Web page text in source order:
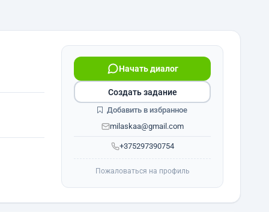
+375297390754
Начать диалог
milaskaa@gmail.com
Создать задание
Добавить в избранное
Пожаловаться на профиль